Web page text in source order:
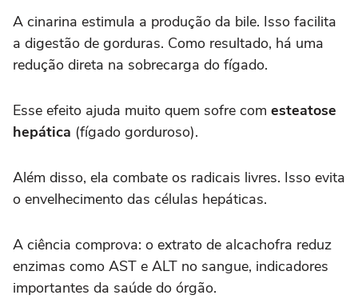
A cinarina estimula a produção da bile. Isso facilita
a digestão de gorduras. Como resultado, há uma
redução direta na sobrecarga do fígado.
Esse efeito ajuda muito quem sofre com esteatose
hepática (fígado gorduroso).
Além disso, ela combate os radicais livres. Isso evita
o envelhecimento das células hepáticas.
A ciência comprova: o extrato de alcachofra reduz
enzimas como AST e ALT no sangue, indicadores
importantes da saúde do órgão.